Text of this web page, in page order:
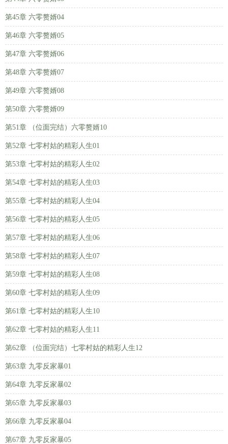
第45章 六零赘婿04
第46章 六零赘婿05
第47章 六零赘婿06
第48章 六零赘婿07
第49章 六零赘婿08
第50章 六零赘婿09
第51章 （位面完结）六零赘婿10
第52章 七零村姑的精彩人生01
第53章 七零村姑的精彩人生02
第54章 七零村姑的精彩人生03
第55章 七零村姑的精彩人生04
第56章 七零村姑的精彩人生05
第57章 七零村姑的精彩人生06
第58章 七零村姑的精彩人生07
第59章 七零村姑的精彩人生08
第60章 七零村姑的精彩人生09
第61章 七零村姑的精彩人生10
第62章 七零村姑的精彩人生11
第62章 （位面完结）七零村姑的精彩人生12
第63章 九零反家暴01
第64章 九零反家暴02
第65章 九零反家暴03
第66章 九零反家暴04
第67章 九零反家暴05